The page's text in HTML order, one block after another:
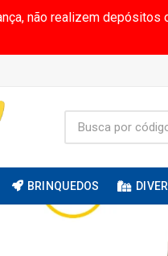
não realizem
BRINQUEDOS